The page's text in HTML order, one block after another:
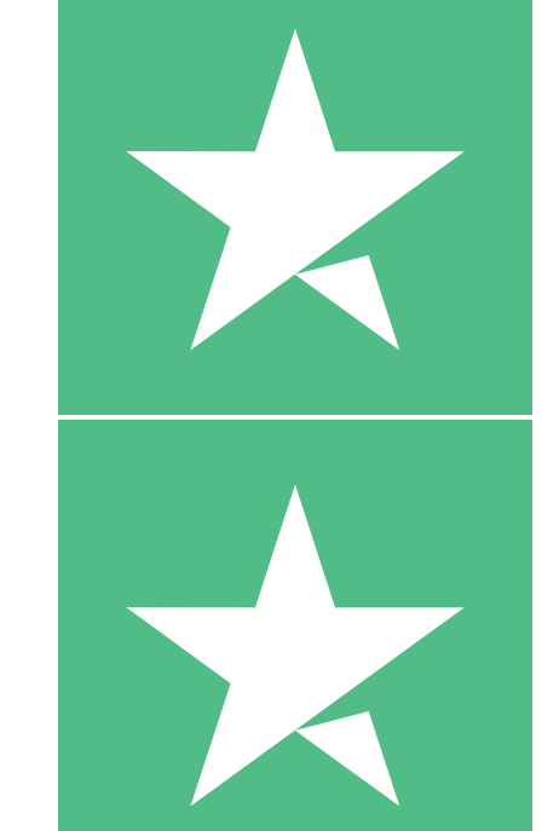
10 Téléchargements
20 00